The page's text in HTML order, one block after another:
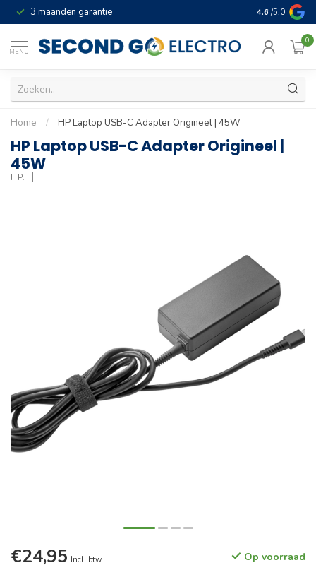
3 maanden garantie Geld terug
4.6 /5.0
MENU
0
Home / HP Laptop USB-C Adapter Origineel | 45W
HP Laptop USB-C Adapter Origineel |
45W
HP.
€24,95 Incl. btw Op voorraad